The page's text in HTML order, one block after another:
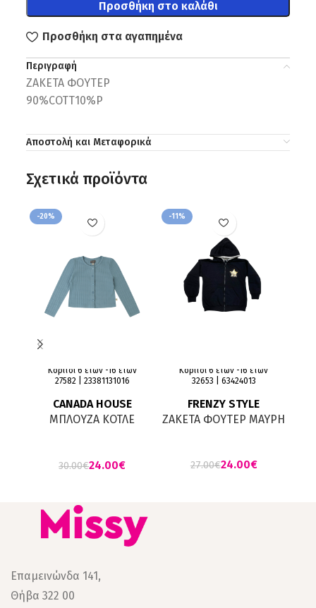
Προσθήκη στο καλάθι
Προσθήκη στα αγαπημένα
Περιγραφή
ΖΑΚΕΤΑ ΦΟΥΤΕΡ
90%COTT10%P
Αποστολή και Μεταφορικά
Σχετικά προϊόντα
-20%
Κορίτσι 6 ετών -16 ετών
27582 | 23381131016
CANADA HOUSE
ΜΠΛΟΥΖΑ ΚΟΤΛΕ
30.00€24.00€
-11%
Κορίτσι 6 ετών -16 ετών
32653 | 63424013
FRENZY STYLE
ΖΑΚΕΤΑ ΦΟΥΤΕΡ ΜΑΥΡΗ
27.00€24.00€
Επαμεινώνδα 141,
Θήβα 322 00